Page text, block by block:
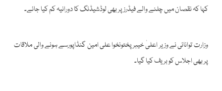
کہا کہ نقصان میں چلنے والے فیڈرز پر بھی لوڈشیڈنگ کا دورانیہ کم کیا جائے۔
وزارت توانائی نے وزیر اعلیٰ خیبرپختونخوا علی امین گنڈاپورسے ہونے والی ملاقات
پر بھی اجلاس کو بریف کیا گیا۔